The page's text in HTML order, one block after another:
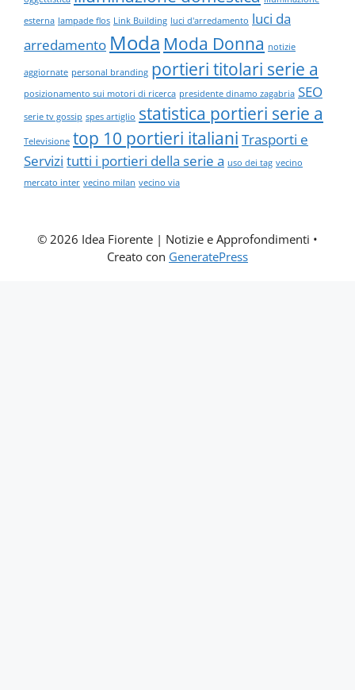
esterna lampade flos Link Building luci d'arredamento luci da
arredamento Moda Moda Donna notizie
aggiornate personal branding portieri titolari serie a
posizionamento sui motori di ricerca presidente dinamo zagabria SEO
serie tv gossip spes artiglio statistica portieri serie a
Televisione top 10 portieri italiani Trasporti e
Servizi tutti i portieri della serie a uso dei tag vecino
mercato inter vecino milan vecino via
© 2026 Idea Fiorente | Notizie e Approfondimenti •
Creato con GeneratePress